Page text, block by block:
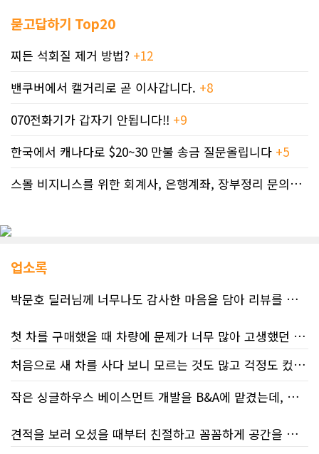
묻고답하기 Top20
찌든 석회질 제거 방법? +12
밴쿠버에서 캘거리로 곧 이사갑니다. +8
070전화기가 갑자기 안됩니다!! +9
한국에서 캐나다로 $20~30 만불 송금 질문올립니다 +5
스몰 비지니스를 위한 회계사, 은행계좌, 장부정리 문의드립니다.
업소록
박문호 딜러님께 너무나도 감사한 마음을 담아 리뷰를 남깁니다.
첫 차를 구매했을 때 차량에 문제가 너무 많아 고생했던 경험이 있어서, 이번에는 정말 신중하게 고민하고 꼼꼼하게 알아본 후 차를 구매하고 싶었습니다. 그러던 중 사우스포인트의 박문호 딜러님을 만나면서 그동안의 고민이 모두 해결되었습니다.
처음 차량을 선택하는 과정부터 저에게 맞는 차량을 추천해 주셨고, 그 차량의 장단점과 다양한 기능까지 하나하나 자세하게 설명해 주셔서 큰 도움이 되었습니다. 원래는 새 차를 받기까지 4~5개월 정도 기다려야 한다고 들었는데, 딜러님의 노력 덕분에 한 달 만에 차량을 받을 수 있었습니다.
차량을 인수하는 날에도 시간이 오래 걸렸음에도 불구하고 모든 기능을 하나씩 직접 설명해 주시고, 앞으로 차량을 관리하면서 꼭 확인해야 할 부분과 유용한 팁까지 꼼꼼하게 알려주셨습니다. 차에 대해 잘 모르는 저에게는 정말 큰 도움이 되었습니다.
처음으로 새 차를 사다 보니 모르는 것도 많고 걱정도 컸는데 박문호 딜러님 덕분에 전 과정이 너무나 편안하고 만족스러웠습니다! 상담하는 내내 꼼꼼하게 설명해 주신 것은 물론, 복잡한 서류 절차와 차량 옵션 체크까지 세심하게 챙겨주셔서 마음이 정말 든든했습니다. 차량 출고 날에도 긴 시간 할애해 가며 기능을 친절하게 하나하나 설명해 주셔서 큰 도움이 되었는데요, 특히 정비사 출신이셔서 그런지 디테일한 부분까지 전문적으로 말씀해 주셔서 신뢰가 팍팍 갔습니다 ?? 다른분 리뷰에도 있지만 마지막에 "진짜 서비스는 이제부터 시작"이라는 진심어린 말씀에는 깊은 감동을 받았습니다. 앞으로 주변에 차 구매하려는 분이 있다면 무조건 박문호 딜러님 강력 추천입니다! 신경 써주셔서 진심으로 감사드리며, 늘 건강하시고 번창하시길 바랍니다 :)
작은 싱글하우스 베이스먼트 개발을 B&A에 맡겼는데, 처음부터 끝까지 정말 만족스러운 경험이었습니다.
견적을 보러 오셨을 때부터 친절하고 꼼꼼하게 공간을 확인해 주셨고, 여러 옵션이 포함된 견적 금액도 다른 업체들과 비교했을 때 매우 합리적이었습니다.